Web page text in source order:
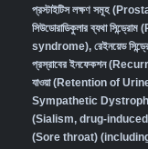
প্রস্টাইটিস লক্ষণ সমূহ
সিউডোরাডিকুলার ব্যথা
syndrome), রেইনয়েড
প্রস্রাবের ইনফেকশন
যাওয়া (Retention of
Sympathetic
(Sialism, drug-
(Sore throat)